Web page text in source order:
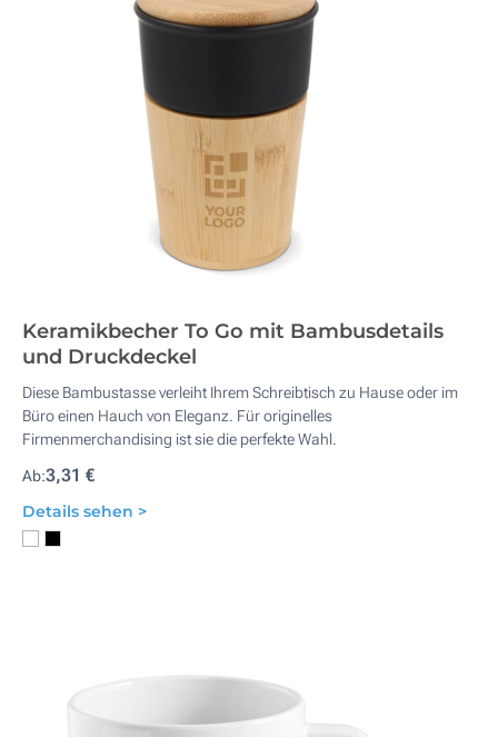
Keramikbecher To Go mit Bambusdetails
und Druckdeckel
Diese Bambustasse verleiht Ihrem Schreibtisch zu Hause oder im
Büro einen Hauch von Eleganz. Für originelles
Firmenmerchandising ist sie die perfekte Wahl.
Ab:3,31 €
Details sehen >